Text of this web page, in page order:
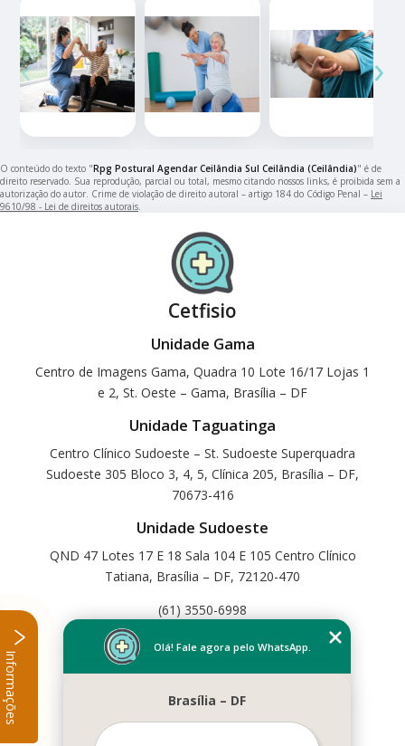
‹ ›
O conteúdo do texto "Rpg Postural Agendar Ceilândia Sul Ceilândia (Ceilândia)" é de
direito reservado. Sua reprodução, parcial ou total, mesmo citando nossos links, é proibida sem a
autorização do autor. Crime de violação de direito autoral – artigo 184 do Código Penal – Lei
9610/98 - Lei de direitos autorais.
Cetfisio
Unidade Gama
Centro de Imagens Gama, Quadra 10 Lote 16/17 Lojas 1
e 2, St. Oeste – Gama, Brasília – DF
Unidade Taguatinga
Centro Clínico Sudoeste – St. Sudoeste Superquadra
Sudoeste 305 Bloco 3, 4, 5, Clínica 205, Brasília – DF,
70673-416
Unidade Sudoeste
QND 47 Lotes 17 E 18 Sala 104 E 105 Centro Clínico
Tatiana, Brasília – DF, 72120-470
(61) 3550-6998
Home
Serviços
Contato
Olá! Fale agora pelo WhatsApp.
Brasília – DF
Informações